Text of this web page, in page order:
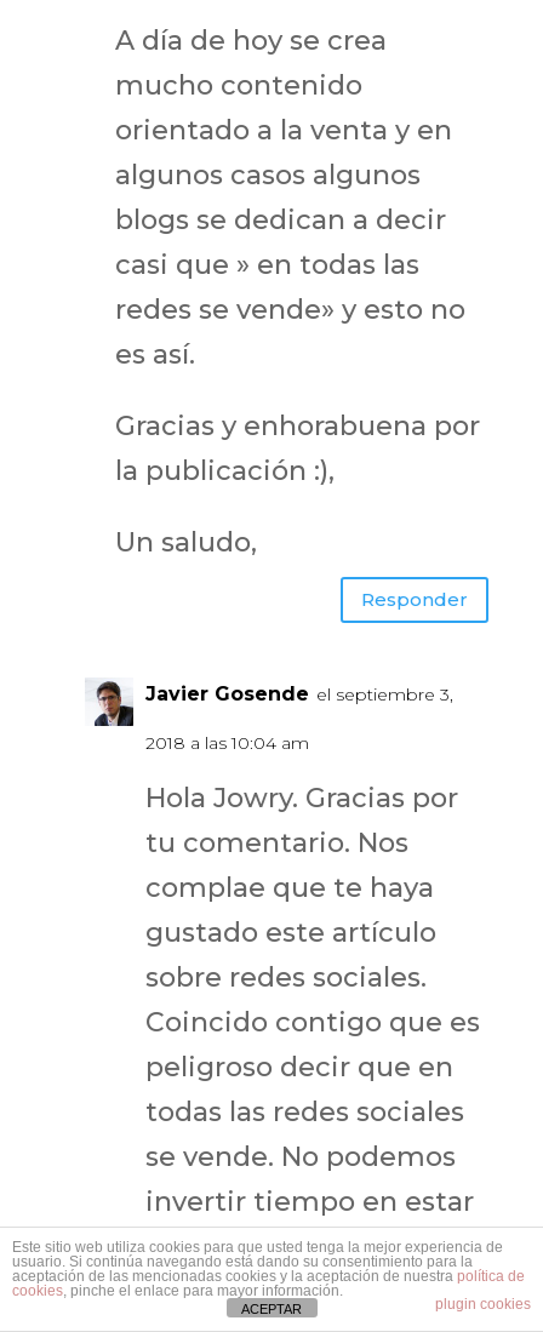
A día de hoy se crea
mucho contenido
orientado a la venta y en
algunos casos algunos
blogs se dedican a decir
casi que » en todas las
redes se vende» y esto no
es así.
Gracias y enhorabuena por
la publicación :),
Un saludo,
Responder
Javier Gosende el septiembre 3,
2018 a las 10:04 am
Hola Jowry. Gracias por
tu comentario. Nos
complae que te haya
gustado este artículo
sobre redes sociales.
Coincido contigo que es
peligroso decir que en
todas las redes sociales
se vende. No podemos
invertir tiempo en estar
en todas las redes
sociales. Hay que
Este sitio web utiliza cookies para que usted tenga la mejor experiencia de
usuario. Si continúa navegando está dando su consentimiento para la
aceptación de las mencionadas cookies y la aceptación de nuestra política de
cookies, pinche el enlace para mayor información.
plugin cookies
ACEPTAR